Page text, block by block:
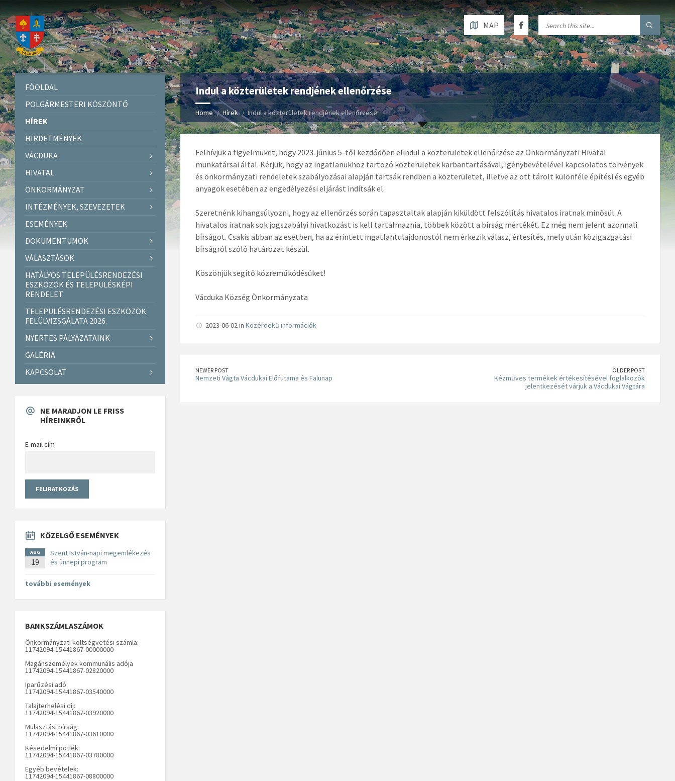
MAP
Indul a közterületek rendjének ellenőrzése
Home Hírek Indul a közterületek rendjének ellenőrzése
Felhívjuk a figyelmüket, hogy 2023. június 5-től kezdődően elindul a közterületek ellenőrzése az Önkormányzati Hivatal
munkatársai által. Kérjük, hogy az ingatlanukhoz tartozó közterületek karbantartásával, igénybevételével kapcsolatos törvények
és önkormányzati rendeletek szabályozásai alapján tartsák rendben a közterületet, illetve az ott tárolt különféle építési és egyéb
anyagok esetében az engedélyezési eljárást indítsák el.
Szeretnénk kihangsúlyozni, hogy az ellenőrzés során tapasztaltak alapján kiküldött felszólítás hivatalos iratnak minősül. A
hivatalos iratnak sok jogszabályi hivatkozást is kell tartalmaznia, többek között a bírság mértékét. Ez még nem jelent azonnali
bírságot. Csakis abban az esetben, ha az érintett ingatlantulajdonostól nem érkezik válasz, értesítés, mely után közigazgatási
bírságról szóló határozat készül.
Köszönjük segítő közreműködésüket!
Vácduka Község Önkormányzata
2023-06-02 in Közérdekű információk
NEWER POST
Nemzeti Vágta Vácdukai Előfutama és Falunap
OLDER POST
Kézműves termékek értékesítésével foglalkozók
jelentkezését várjuk a Vácdukai Vágtára
FŐOLDAL
POLGÁRMESTERI KÖSZÖNTŐ
HÍREK
HIRDETMÉNYEK
VÁCDUKA
HIVATAL
ÖNKORMÁNYZAT
INTÉZMÉNYEK, SZEVEZETEK
ESEMÉNYEK
DOKUMENTUMOK
VÁLASZTÁSOK
HATÁLYOS TELEPÜLÉSRENDEZÉSI
ESZKÖZÖK ÉS TELEPÜLÉSKÉPI
RENDELET
TELEPÜLÉSRENDEZÉSI ESZKÖZÖK
FELÜLVIZSGÁLATA 2026.
NYERTES PÁLYÁZATAINK
GALÉRIA
KAPCSOLAT
NE MARADJON LE FRISS
HÍREINKRŐL
E-mail cím
KÖZELGŐ ESEMÉNYEK
AUG
19
Szent István-napi megemlékezés
és ünnepi program
további események
BANKSZÁMLASZÁMOK
Önkormányzati költségvetési számla:
11742094-15441867-00000000
Magánszemélyek kommunális adója
11742094-15441867-02820000
Iparűzési adó:
11742094-15441867-03540000
Talajterhelési díj:
11742094-15441867-03920000
Mulasztási bírság:
11742094-15441867-03610000
Késedelmi pótlék:
11742094-15441867-03780000
Egyéb bevételek:
11742094-15441867-08800000